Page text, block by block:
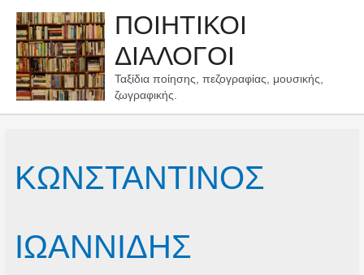
περιεχόμενο
ΠΟΙΗΤΙΚΟΙ
ΔΙΑΛΟΓΟΙ
Ταξίδια ποίησης, πεζογραφίας, μουσικής,
ζωγραφικής.
ΚΩΝΣΤΑΝΤΙΝΟΣ
ΙΩΑΝΝΙΔΗΣ